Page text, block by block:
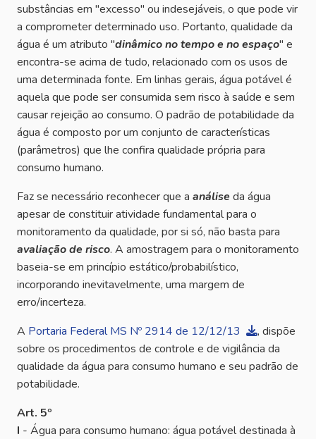
substâncias em "excesso" ou indesejáveis, o que pode vir
a comprometer determinado uso. Portanto, qualidade da
água é um atributo "dinâmico no tempo e no espaço" e
encontra-se acima de tudo, relacionado com os usos de
uma determinada fonte. Em linhas gerais, água potável é
aquela que pode ser consumida sem risco à saúde e sem
causar rejeição ao consumo. O padrão de potabilidade da
água é composto por um conjunto de características
(parâmetros) que lhe confira qualidade própria para
consumo humano.
Faz se necessário reconhecer que a análiseda água
apesar de constituir atividade fundamental para o
monitoramento da qualidade, por si só, não basta para
avaliação de risco. A amostragem para o monitoramento
baseia-se em princípio estático/probabilístico,
incorporando inevitavelmente, uma margem de
erro/incerteza.
A Portaria Federal MS Nº 2914 de 12/12/13
, dispõe
sobre os procedimentos de controle e de vigilância da
qualidade da água para consumo humano e seu padrão de
potabilidade.
Art. 5º
I - Água para consumo humano: água potável destinada à